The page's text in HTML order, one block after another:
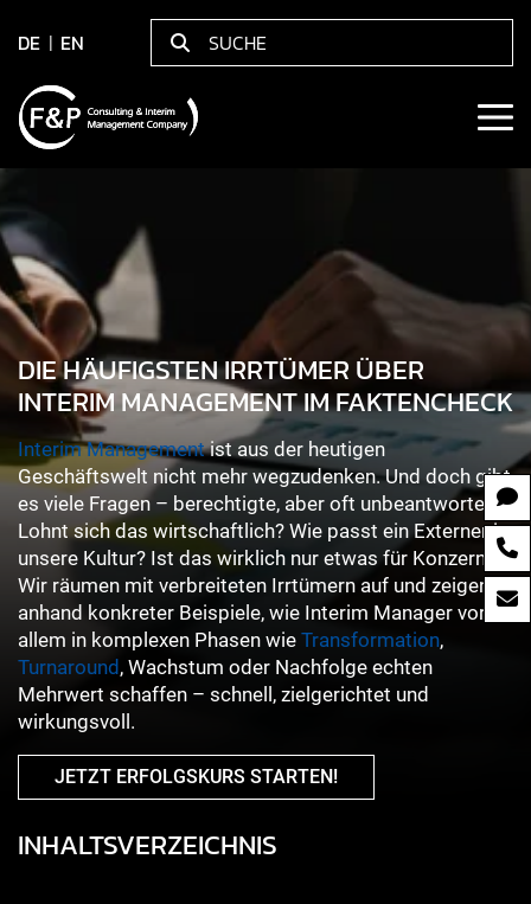
DE EN
DIE HÄUFIGSTEN IRRTÜMER ÜBER
INTERIM MANAGEMENT IM FAKTENCHECK
Interim Managementist aus der heutigen
Geschäftswelt nicht mehr wegzudenken. Und doch gibt
es viele Fragen – berechtigte, aber oft unbeantwortete.
Lohnt sich das wirtschaftlich? Wie passt ein Externer in
unsere Kultur? Ist das wirklich nur etwas für Konzerne?
Wir räumen mit verbreiteten Irrtümern auf und zeigen
anhand konkreter Beispiele, wie Interim Manager vor
allem in komplexen Phasen wie Transformation,
Turnaround , Wachstum oder Nachfolge echten
Mehrwert schaffen – schnell, zielgerichtet und
wirkungsvoll.
JETZT ERFOLGSKURS STARTEN!
INHALTSVERZEICHNIS